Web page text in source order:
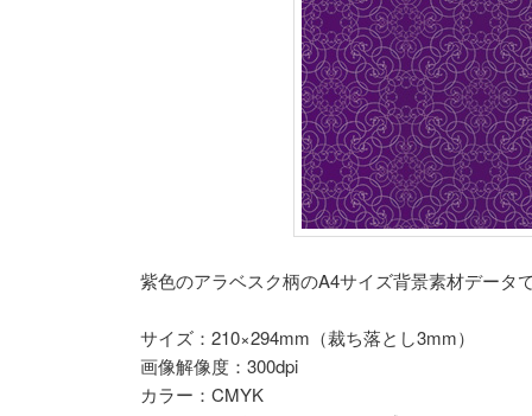
紫色のアラベスク柄のA4サイズ背景素材データ
サイズ：210×294mm（裁ち落とし3mm）
画像解像度：300dpi
カラー：CMYK